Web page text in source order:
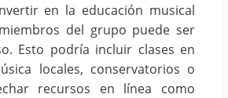
en la educación musical
del grupo puede ser
Esto podría incluir clases en
locales, conservatorios o
recursos en línea como